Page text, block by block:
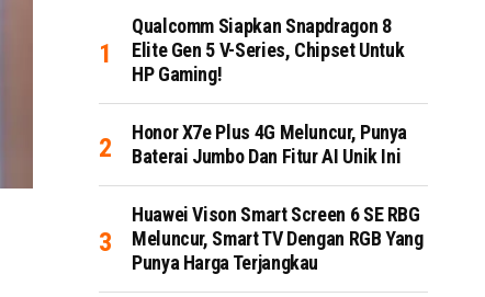
Qualcomm Siapkan Snapdragon 8
Elite Gen 5 V-Series, Chipset Untuk
HP Gaming!
Honor X7e Plus 4G Meluncur, Punya
Baterai Jumbo Dan Fitur AI Unik Ini
Huawei Vison Smart Screen 6 SE RBG
Meluncur, Smart TV Dengan RGB Yang
Punya Harga Terjangkau